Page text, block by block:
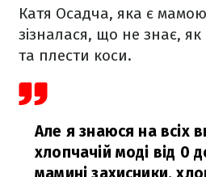
Катя Осадча, яка є
зізналася, що не знає,
та плести коси.
Але я знаюся на всіх
хлопчачій моді від 0